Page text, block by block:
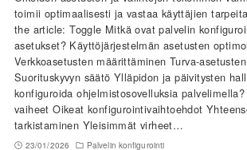
toimii optimaalisesti ja vastaa käyttäjien
the article: Toggle Mitkä ovat palvelin
asetukset? Käyttöjärjestelmän asetusten
Verkkoasetusten määrittäminen Turva-
Suorituskyvyn säätö Ylläpidon ja päivitysten
konfiguroida ohjelmistosovelluksia
vaiheet Oikeat konfigurointivaihtoehdot
tarkistaminen Yleisimmät virheet…
23/01/2026 Palvelin konfigurointi